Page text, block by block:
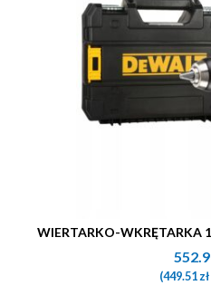
WIERTARKO-
(449.51zł